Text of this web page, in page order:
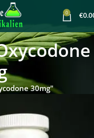
0
€
30mg"